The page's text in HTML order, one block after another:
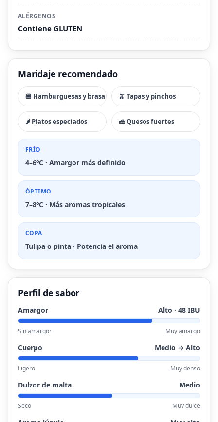
ALÉRGENOS
Contiene GLUTEN
Maridaje recomendado
🍔 Hamburguesas y brasa 🫒 Tapas y pinchos
🌶 Platos especiados 🧀 Quesos fuertes
FRÍO
4–6ºC · Amargor más definido
ÓPTIMO
7–8ºC · Más aromas tropicales
COPA
Tulipa o pinta · Potencia el aroma
Perfil de sabor
Amargor Alto · 48 IBU
Sin amargor Muy amargo
Cuerpo Medio → Alto
Ligero Muy denso
Dulzor de malta Medio
Seco Muy dulce